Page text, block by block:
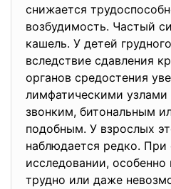
снижается
возбудимость. Частый
кашель. У детей
вследствие сдавления
органов средостения
лимфатическими узлами
звонким, битональным
подобным. У взрослых
наблюдается редко. При
исследовании,
трудно или даже